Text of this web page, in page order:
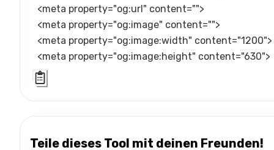
<meta property="og:url" content="">
<meta property="og:image" content="">
<meta property="og:image:width" content="1200">
<meta property="og:image:height" content="630">
Teile dieses Tool mit deinen Freunden!